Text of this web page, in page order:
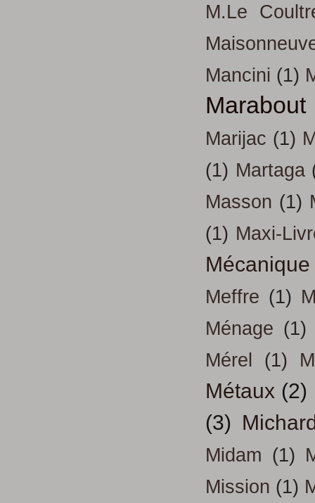
M.Le
Mancini (1)
Marabout
Marijac (1)
(1) Martaga
Masson (1)
(1) Maxi-
Mécanique
Meffre (1)
Ménage (1)
Mérel
(1)
Métaux (2)
(3)
Midam (1)
Mission (1)